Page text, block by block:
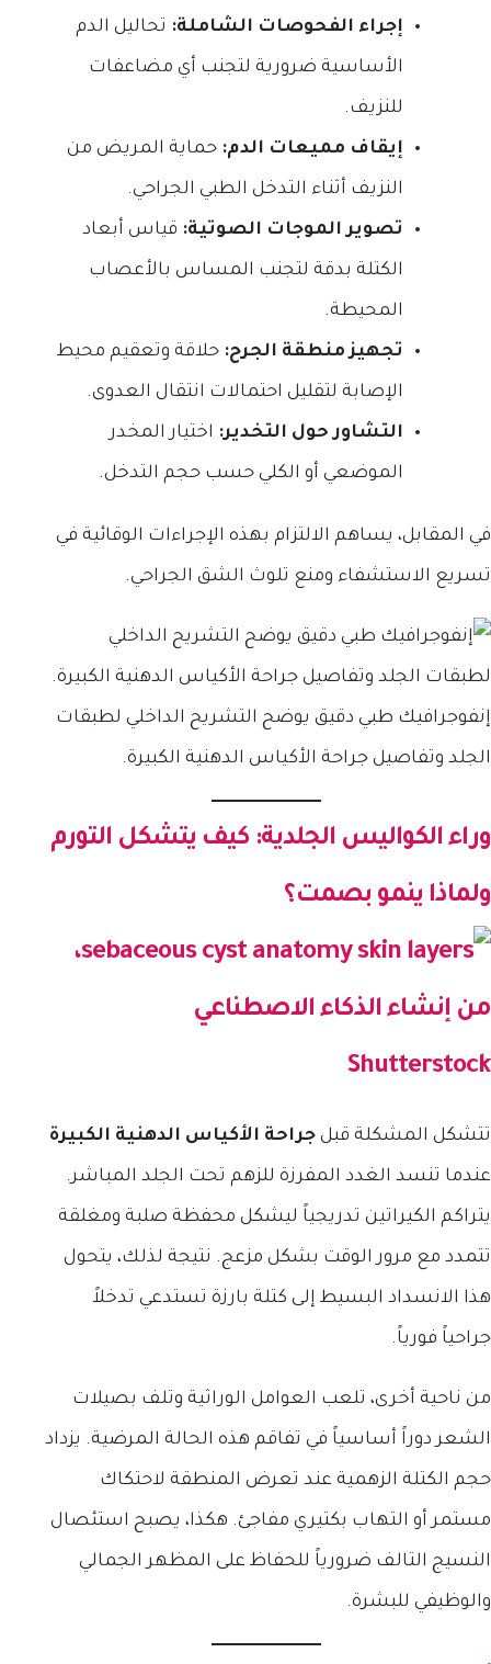
إجراء الفحوصات الشاملة: تحاليل الدم
الأساسية ضرورية لتجنب أي مضاعفات
للنزيف.
إيقاف مميعات الدم: حماية المريض من
النزيف أثناء التدخل الطبي الجراحي.
تصوير الموجات الصوتية: قياس أبعاد
الكتلة بدقة لتجنب المساس بالأعصاب
المحيطة.
تجهيز منطقة الجرح: حلاقة وتعقيم محيط
الإصابة لتقليل احتمالات انتقال العدوى.
التشاور حول التخدير: اختيار المخدر
الموضعي أو الكلي حسب حجم التدخل.
في المقابل، يساهم الالتزام بهذه الإجراءات الوقائية في
تسريع الاستشفاء ومنع تلوث الشق الجراحي.
إنفوجرافيك طبي دقيق يوضح التشريح الداخلي لطبقات
الجلد وتفاصيل جراحة الأكياس الدهنية الكبيرة.
وراء الكواليس الجلدية: كيف يتشكل التورم
ولماذا ينمو بصمت؟
Shutterstock
تتشكل المشكلة قبل جراحة الأكياس الدهنية الكبيرة
عندما تنسد الغدد المفرزة للزهم تحت الجلد المباشر.
يتراكم الكيراتين تدريجياً ليشكل محفظة صلبة ومغلقة
تتمدد مع مرور الوقت بشكل مزعج. نتيجة لذلك، يتحول
هذا الانسداد البسيط إلى كتلة بارزة تستدعي تدخلاً
جراحياً فورياً.
من ناحية أخرى، تلعب العوامل الوراثية وتلف بصيلات
الشعر دوراً أساسياً في تفاقم هذه الحالة المرضية. يزداد
حجم الكتلة الزهمية عند تعرض المنطقة لاحتكاك
مستمر أو التهاب بكتيري مفاجئ. هكذا، يصبح استئصال
النسيج التالف ضرورياً للحفاظ على المظهر الجمالي
والوظيفي للبشرة.